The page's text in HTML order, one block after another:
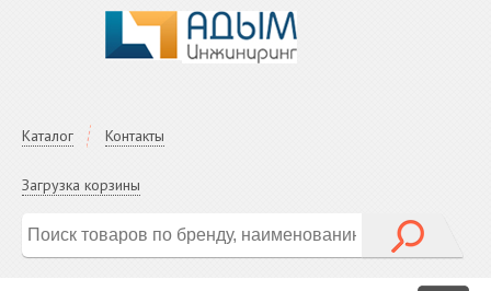
Каталог Контакты
Загрузка корзины